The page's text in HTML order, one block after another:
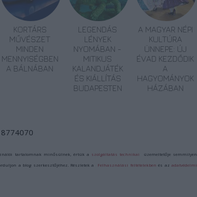
KORTÁRS
MŰVÉSZET
MINDEN
MENNYISÉGBEN
A BÁLNÁBAN
LEGENDÁS
LÉNYEK
NYOMÁBAN -
MITIKUS
KALANDJÁTÉK
ÉS KIÁLLÍTÁS
BUDAPESTEN
A MAGYAR NÉPI
KULTÚRA
ÜNNEPE: ÚJ
ÉVAD KEZDŐDIK
A
HAGYOMÁNYOK
HÁZÁBAN
tartalomnak minősülnek, értük a szolgáltatás technikai üzemeltetője semmilyen
a blog szerkesztőjéhez. Részletek a Felhasználási feltételekben és azadatvédelmi